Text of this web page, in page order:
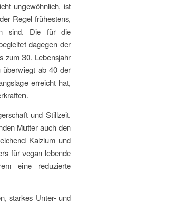
ungewöhnlich, ist
Regel frühestens,
sind. Die für die
dagegen der
zum 30. Lebensjahr
ab 40 der
erreicht hat,
und Stillzeit.
Mutter auch den
Kalzium und
für vegan lebende
eine reduzierte
starkes Unter- und